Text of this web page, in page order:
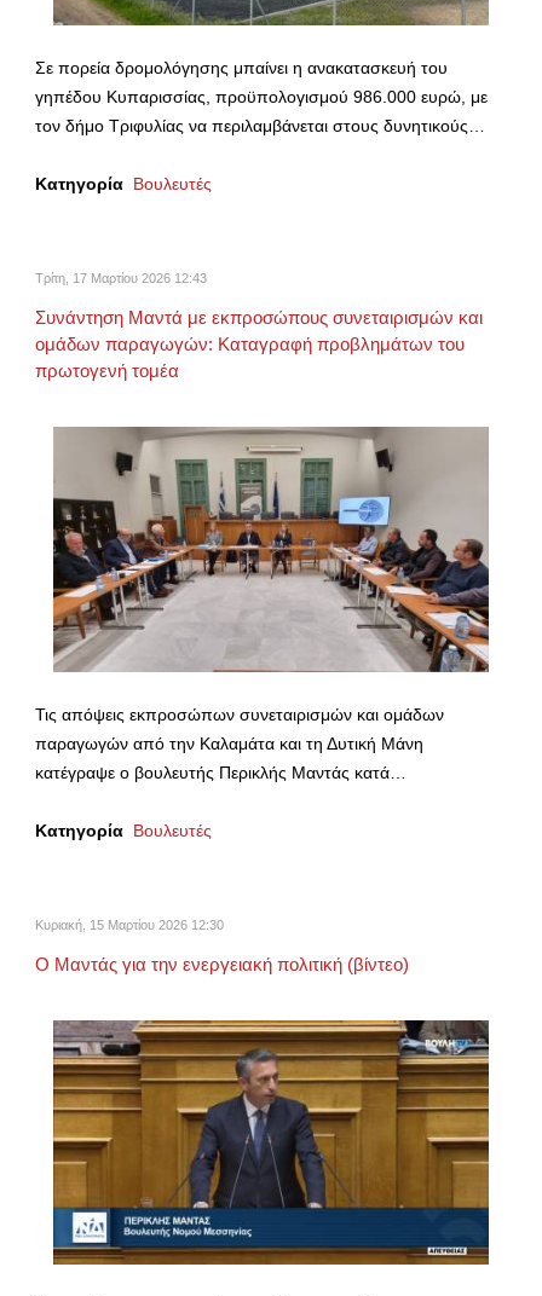
Σε πορεία δρομολόγησης μπαίνει η ανακατασκευή του
γηπέδου Κυπαρισσίας, προϋπολογισμού 986.000 ευρώ, με
τον δήμο Τριφυλίας να περιλαμβάνεται στους δυνητικούς…
Κατηγορία Βουλευτές
Τρίτη, 17 Μαρτίου 2026 12:43
Συνάντηση Μαντά με εκπροσώπους συνεταιρισμών και
ομάδων παραγωγών: Καταγραφή προβλημάτων του
πρωτογενή τομέα
Τις απόψεις εκπροσώπων συνεταιρισμών και ομάδων
παραγωγών από την Καλαμάτα και τη Δυτική Μάνη
κατέγραψε ο βουλευτής Περικλής Μαντάς κατά…
Κατηγορία Βουλευτές
Κυριακή, 15 Μαρτίου 2026 12:30
Ο Μαντάς για την ενεργειακή πολιτική (βίντεο)